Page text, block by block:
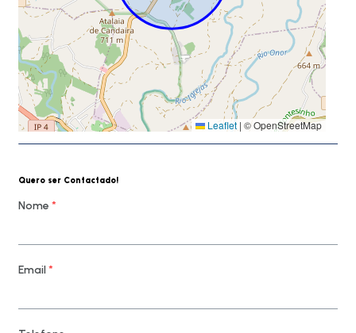
Leaflet | © OpenStreetMap
Quero ser Contactado!
Nome *
Email*